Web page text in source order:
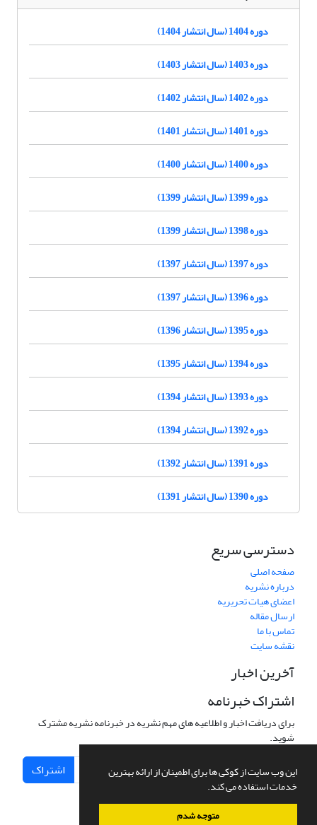
این وب سایت از کوکی ها برای اطمینان از ارائه بهترین
خدمات استفاده می کند.
متوجه شدم
دوره 1404 (سال انتشار 1404)
دوره 1403 (سال انتشار 1403)
دوره 1402 (سال انتشار 1402)
دوره 1401 (سال انتشار 1401)
دوره 1400 (سال انتشار 1400)
دوره 1399 (سال انتشار 1399)
دوره 1398 (سال انتشار 1399)
دوره 1397 (سال انتشار 1397)
دوره 1396 (سال انتشار 1397)
دوره 1395 (سال انتشار 1396)
دوره 1394 (سال انتشار 1395)
دوره 1393 (سال انتشار 1394)
دوره 1392 (سال انتشار 1394)
دوره 1391 (سال انتشار 1392)
دوره 1390 (سال انتشار 1391)
دسترسی سریع
صفحه اصلی
درباره نشریه
اعضای هیات تحریریه
ارسال مقاله
تماس با ما
نقشه سایت
آخرین اخبار
اشتراک خبرنامه
برای دریافت اخبار و اطلاعیه های مهم نشریه در خبرنامه نشریه مشترک
شوید.
اشتراک